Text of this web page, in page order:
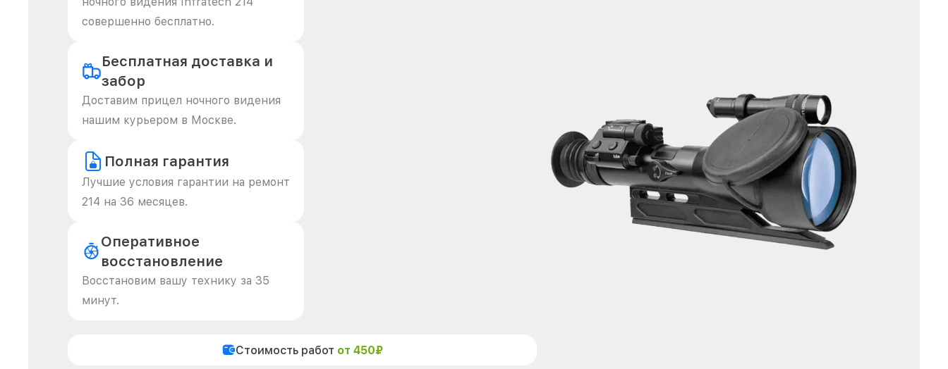
совершенно бесплатно.
Бесплатная доставка и
забор
Доставим прицел ночного видения
нашим курьером в Москве.
Полная гарантия
Лучшие условия гарантии на ремонт
214 на 36 месяцев.
Оперативное
восстановление
Восстановим вашу технику за 35
минут.
Стоимость работ от 450₽